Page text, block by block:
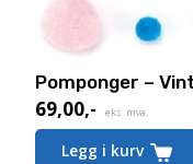
Pomponger –
69,00,- eks. mva.
Legg i kurv